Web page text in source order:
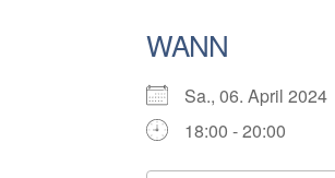
WANN
Sa., 06. April 2024
18:00 - 20:00